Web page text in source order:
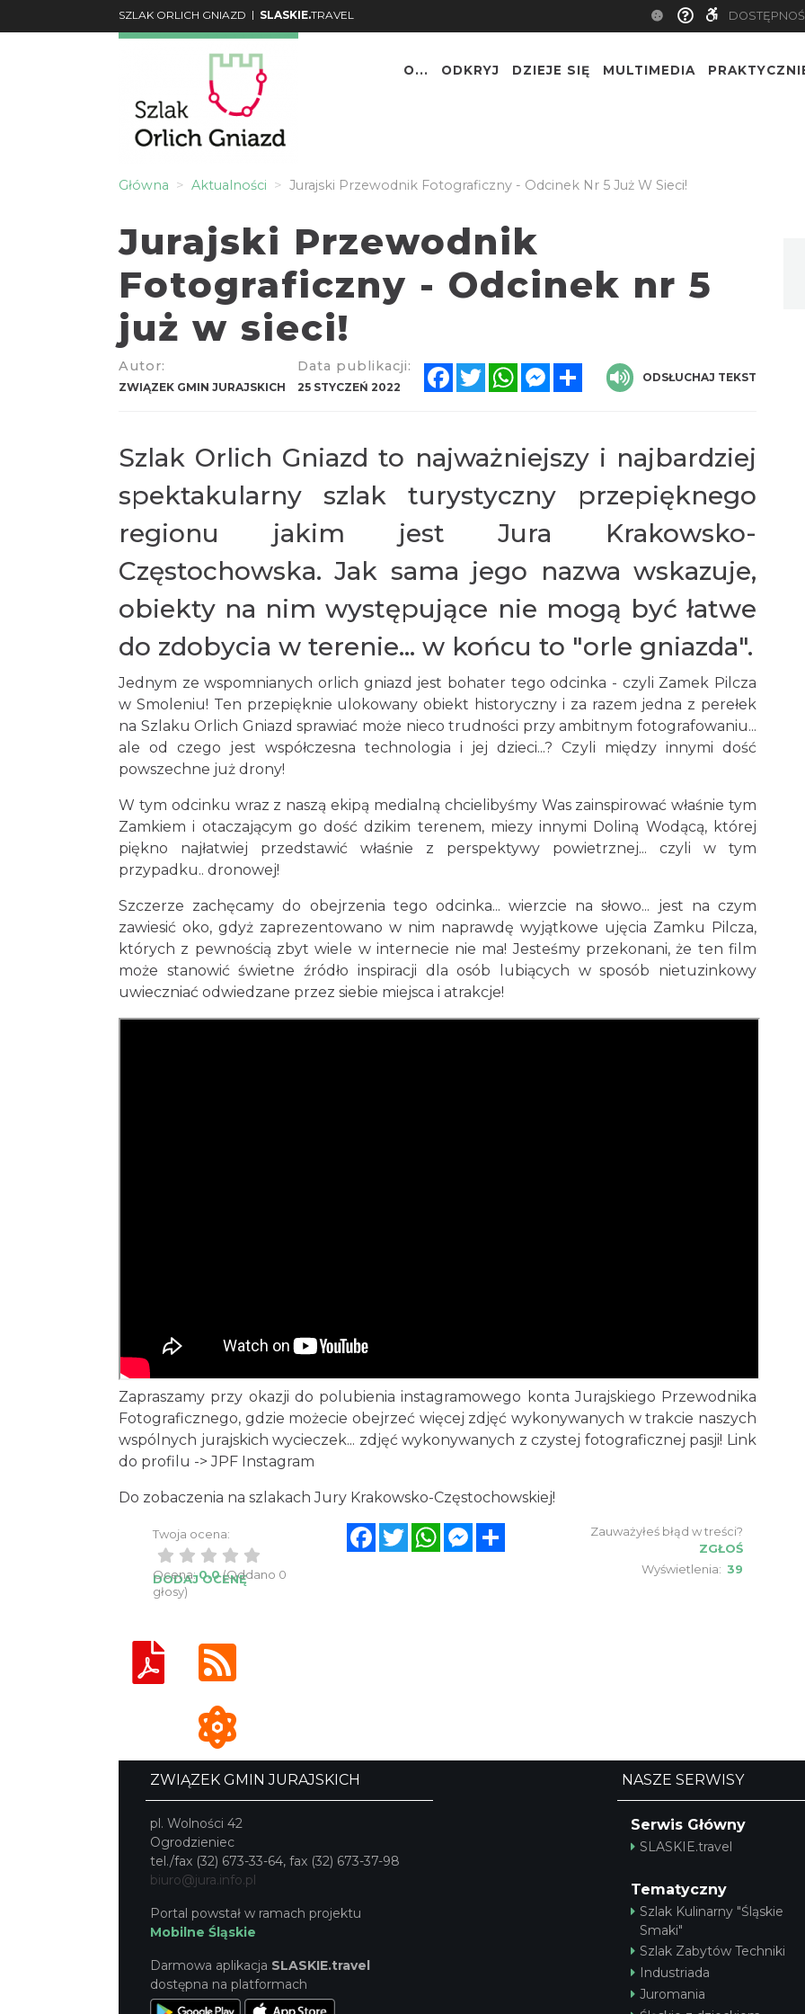
SZLAK ORLICH GNIAZD | SLASKIE.TRAVEL
O... ODKRYJ DZIEJE SIĘ MULTIMEDIA
Główna Aktualności Jurajski Przewodnik Fotograficzny - Odcinek Nr 5 Już W Sieci!
Jurajski Przewodnik
Fotograficzny - Odcinek nr 5
już w sieci!
Autor:
ZWIĄZEK GMIN JURAJSKICH
Data publikacji:
25 STYCZEŃ 2022
FacebookTwitterWhatsAppMessenger
Share ODSŁUCHAJ TEKST
Szlak Orlich Gniazd to najważniejszy i najbardziej
spektakularny szlak turystyczny przepięknego
regionu jakim jest Jura Krakowsko-
Częstochowska. Jak sama jego nazwa wskazuje,
obiekty na nim występujące nie mogą być łatwe
do zdobycia w terenie... w końcu to "orle gniazda".
Jednym ze wspomnianych orlich gniazd jest bohater tego odcinka - czyli Zamek Pilcza
w Smoleniu! Ten przepięknie ulokowany obiekt historyczny i za razem jedna z perełek
na Szlaku Orlich Gniazd sprawiać może nieco trudności przy ambitnym fotografowaniu...
ale od czego jest współczesna technologia i jej dzieci...? Czyli między innymi dość
powszechne już drony!
W tym odcinku wraz z naszą ekipą medialną chcielibyśmy Was zainspirować właśnie tym
Zamkiem i otaczającym go dość dzikim terenem, miezy innymi Doliną Wodącą, której
piękno najłatwiej przedstawić właśnie z perspektywy powietrznej... czyli w tym
przypadku.. dronowej!
Szczerze zachęcamy do obejrzenia tego odcinka... wierzcie na słowo... jest na czym
zawiesić oko, gdyż zaprezentowano w nim naprawdę wyjątkowe ujęcia Zamku Pilcza,
których z pewnością zbyt wiele w internecie nie ma! Jesteśmy przekonani, że ten film
może stanowić świetne źródło inspiracji dla osób lubiących w sposób nietuzinkowy
uwieczniać odwiedzane przez siebie miejsca i atrakcje!
Zapraszamy przy okazji do polubienia instagramowego konta Jurajskiego Przewodnika
Fotograficznego, gdzie możecie obejrzeć więcej zdjęć wykonywanych w trakcie naszych
wspólnych jurajskich wycieczek... zdjęć wykonywanych z czystej fotograficznej pasji! Link
do profilu ->JPF Instagram
Do zobaczenia na szlakach Jury Krakowsko-Częstochowskiej!
Twoja ocena:
DODAJ OCENĘ
Ocena: 0.0(Oddano 0
głosy)
FacebookTwitterWhatsAppMessenger
Zauważyłeś błąd w treści?
ZGŁOŚ
Wyświetlenia: 39
ZWIĄZEK GMIN JURAJSKICH
pl. Wolności 42
Ogrodzieniec
tel./fax (32) 673-33-64, fax (32) 673-37-98
biuro@jura.info.pl
Portal powstał w ramach projektu
Mobilne Śląskie
Darmowa aplikacja SLASKIE.travel
dostępna na platformach
NASZE SERWISY
Serwis Główny
SLASKIE.travel
Tematyczny
Szlak Kulinarny "Śląskie
Smaki"
Szlak Zabytów Techniki
Industriada
Juromania